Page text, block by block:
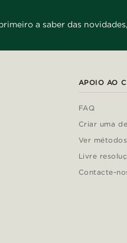
a saber das
APOIO AO
FAQ
Criar uma
Ver
Livre
Contacte-